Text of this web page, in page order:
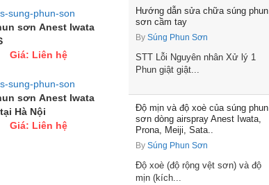
sơn Anest Iwata
Giá: Liên hệ
sơn Anest Iwata
Hà Nội
Giá: Liên hệ
Hướng dẫn sửa chữa súng phun
sơn cầm tay
By Súng Phun Sơn
STT Lỗi Nguyên nhân Xử lý 1
Phun giật giật...
Độ mịn và độ xoè của súng phun
sơn dòng airspray Anest Iwata,
Prona, Meiji, Sata..
By Súng Phun Sơn
Độ xoè (độ rộng vệt sơn) và độ
mịn (kích...